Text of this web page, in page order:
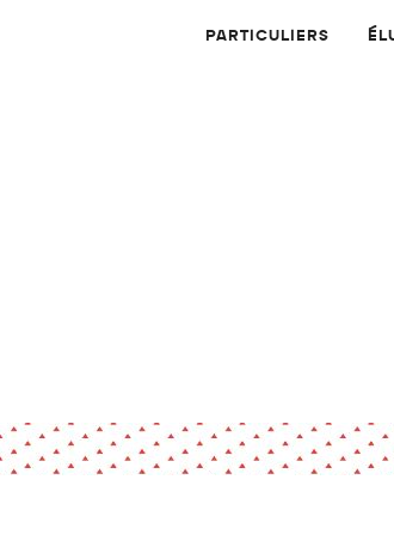
PARTICULIERS
Dossier